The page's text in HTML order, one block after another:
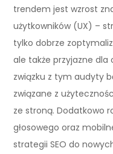
trendem jest wzrost
użytkowników (UX) –
tylko dobrze
ale także przyjazne dla
związku z tym audyty
związane z
ze stroną. Dodatkowo
głosowego oraz
strategii SEO do